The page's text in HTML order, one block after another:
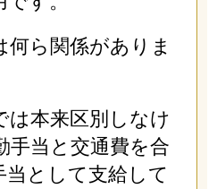
ら関係がありま
は本来区別しなけ
手当と交通費を合
として支給して